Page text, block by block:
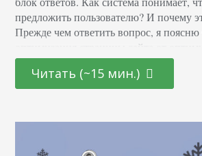
предложить пользователю? И почему
Прежде чем ответить вопрос, я поясню
оптимизация страницы сайта от
ресурса в целом. on-page SEO против
вы начнете изучать вопрос
узнаете, что есть две стратегии.…
Читать (~15 мин.)